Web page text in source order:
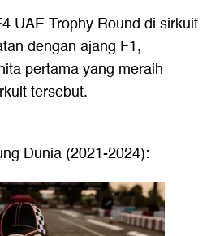
UAE Trophy Round di sirkuit
dengan ajang F1,
pertama yang meraih
tersebut.
Dunia (2021-2024):